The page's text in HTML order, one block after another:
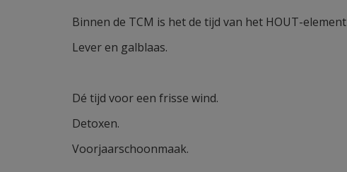
Binnen de TCM is het de tijd van het HOUT-element
Lever en galblaas.
Dé tijd voor een frisse wind.
Detoxen.
Voorjaarschoonmaak.